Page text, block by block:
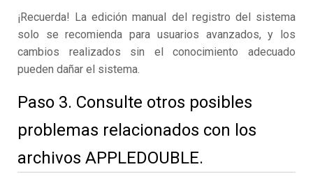
¡Recuerda! La edición manual del registro del sistema
solo se recomienda para usuarios avanzados, y los
cambios realizados sin el conocimiento adecuado
pueden dañar el sistema.
Paso 3. Consulte otros posibles
problemas relacionados con los
archivos APPLEDOUBLE.